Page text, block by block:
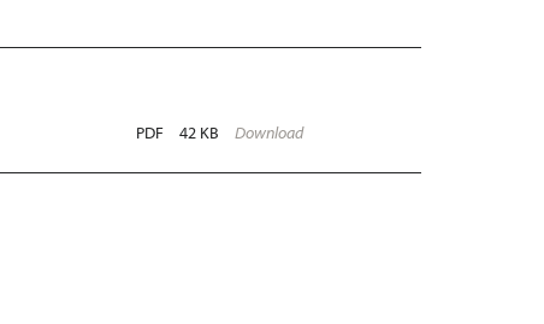
PDF 42 KB Download